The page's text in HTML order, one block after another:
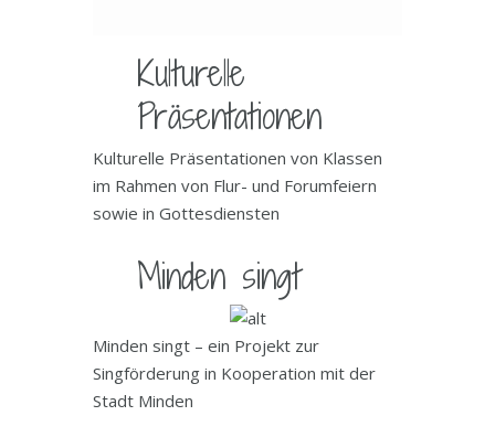
Kulturelle
Präsentationen
Kulturelle Präsentationen von Klassen
im Rahmen von Flur- und Forumfeiern
sowie in Gottesdiensten
Minden singt
Minden singt – ein Projekt zur
Singförderung in Kooperation mit der
Stadt Minden